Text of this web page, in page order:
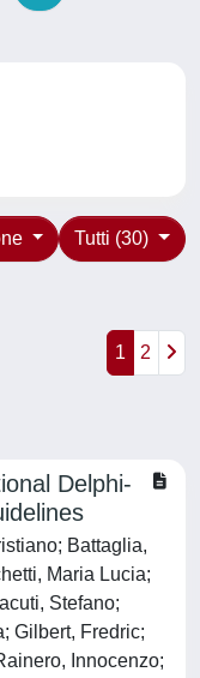
Tutti (30)
1 2
Delphi-
Battaglia,
Maria Lucia;
Stefano;
Gilbert, Fredric;
Innocenzo;